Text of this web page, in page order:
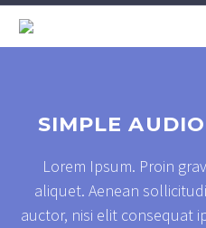
SIMPLE
Lorem Ipsum. Proin
aliquet. Aenean
auctor, nisi elit consequat